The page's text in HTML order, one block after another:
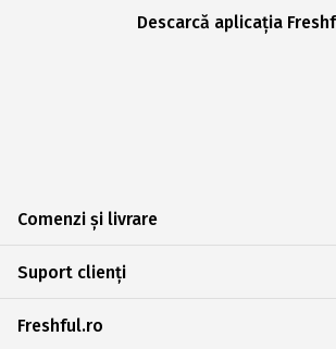
Descarcă aplicația
Comenzi și livrare
Suport clienți
Freshful.ro